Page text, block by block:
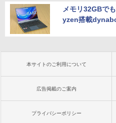
メモリ32GBで
yzen搭載
本サイトのご利用について
広告掲載のご案内
プライバシーポリシー